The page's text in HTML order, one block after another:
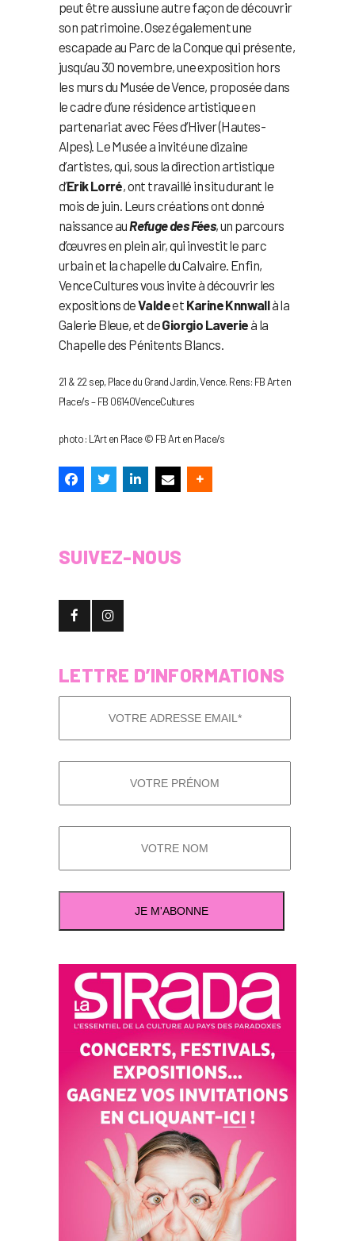
peut être aussi une autre façon de découvrir
son patrimoine. Osez également une
escapade au Parc de la Conque qui présente,
jusqu’au 30 novembre, une exposition hors
les murs du Musée de Vence, proposée dans
le cadre d’une résidence artistique en
partenariat avec Fées d’Hiver (Hautes-
Alpes). Le Musée a invité une dizaine
d’artistes, qui, sous la direction artistique
d’Erik Lorré, ont travaillé in situ durant le
mois de juin. Leurs créations ont donné
naissance auRefuge des Fées, un parcours
d’œuvres en plein air, qui investit le parc
urbain et la chapelle du Calvaire. Enfin,
Vence Cultures vous invite à découvrir les
expositions deValdeet Karine Knnwallà la
Galerie Bleue, et deGiorgio Laverieà la
Chapelle des Pénitents Blancs.
21 & 22 sep, Place du Grand Jardin, Vence. Rens: FB Art en
Place/s – FB 06140VenceCultures
photo : L’Art en Place © FB Art en Place/s
SUIVEZ-NOUS
LETTRE D’INFORMATIONS